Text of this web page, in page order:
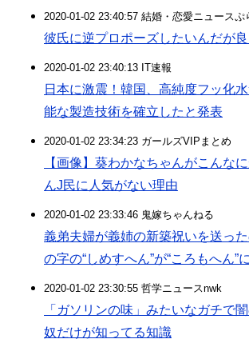
2020-01-02 23:40:57 結婚・恋愛ニュースぷ
彼氏に逆プロポーズしたいんだが
2020-01-02 23:40:13 IT速報
日本に激震！韓国、高純度フッ化
能な製造技術を確立したと発表
2020-01-02 23:34:23 ガールズVIPまとめ
【画像】葵わかなちゃんがこんな
んJ民に人気がない理由
2020-01-02 23:33:46 鬼嫁ちゃんねる
義弟夫婦が義姉の新築祝いを送った
の字の“しめすへん”が“ころもへん”
2020-01-02 23:30:55 哲学ニュースnwk
「ガソリンの味」みたいなガチで
奴だけが知ってる知識